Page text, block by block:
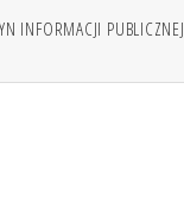
INFORMACJI PUBLICZNEJ